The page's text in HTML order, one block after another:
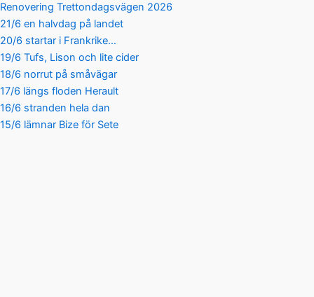
Renovering Trettondagsvägen 2026
21/6 en halvdag på landet
20/6 startar i Frankrike…
19/6 Tufs, Lison och lite cider
18/6 norrut på småvägar
17/6 längs floden Herault
16/6 stranden hela dan
15/6 lämnar Bize för Sete